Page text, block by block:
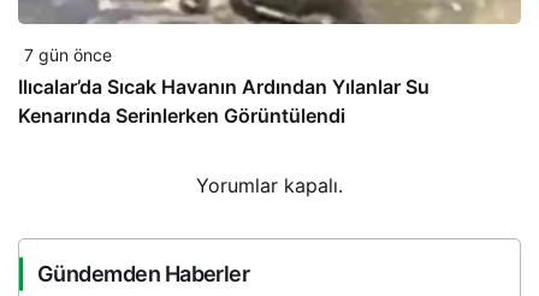
7 gün önce
Ilıcalar’da Sıcak Havanın Ardından Yılanlar Su
Kenarında Serinlerken Görüntülendi
Yorumlar kapalı.
Gündemden Haberler